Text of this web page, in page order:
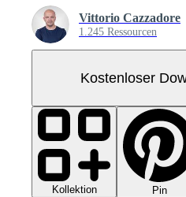
Vittorio Cazzadore
1.245 Ressourcen
Kostenloser
Kollektion Pin